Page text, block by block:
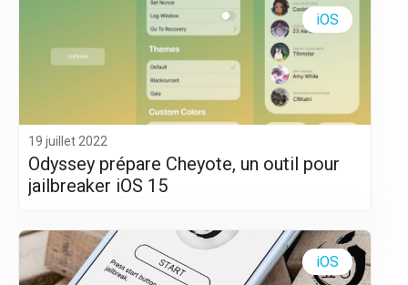
19 juillet 2022
Odyssey prépare Cheyote, un outil pour
jailbreaker iOS 15
iOS
iOS